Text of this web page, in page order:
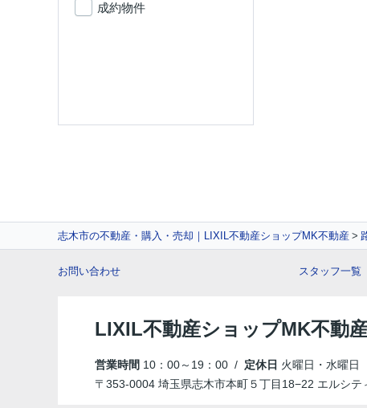
成約物件
志木市の不動産・購入・売却｜LIXIL不動産ショップMK不動産
お問い合わせ スタッフ一覧
LIXIL不動産ショップMK不動
営業時間 10：00～19：00 / 定休日 火曜日・水曜日
〒353-0004 埼玉県志木市本町５丁目18−22 エルシテ